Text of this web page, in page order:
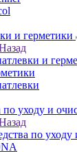
и герметики
и
по уходу и
по уходу